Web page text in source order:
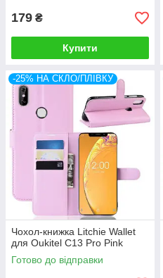
179 ₴
Купити
-25% НА СКЛО/ПЛІВКУ
Чохол-книжка Litchie Wallet
для Oukitel C13 Pro Pink
Готово до відправки